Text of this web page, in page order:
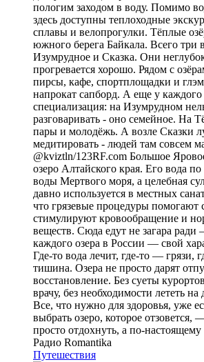
пологим заходом в воду. Помимо
здесь доступны теплоходные
сплавы и велопрогулки. Тёплые
южного берега Байкала. Всего три
Изумрудное и Сказка. Они
прогревается хорошо. Рядом с
пирсы, кафе, спортплощадки и
напрокат сапборд. А еще у каждого
специализация: на Изумрудном
разговаривать - оно семейное. На
пары и молодёжь. А возле Сказки
медитировать - людей там совсем
@kviztln/123RF.com Большое
озеро Алтайского края. Его вода
воды Мертвого моря, а целебная
давно используется в местных
что грязевые процедуры помогают
стимулируют кровообращение и
веществ. Сюда едут не загара ради
каждого озера в России — свой
Где-то вода лечит, где-то — грязи,
тишина. Озера не просто дарят
восстановление. Без суеты
врачу, без необходимости лететь на
Все, что нужно для здоровья, уже
выбрать озеро, которое отзовется,
просто отдохнуть, а по-
Радио Romantika
Путешествия